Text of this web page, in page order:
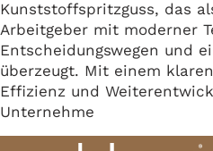
Kunststoffspritzguss, das
Arbeitgeber mit moderner
Entscheidungswegen und
überzeugt. Mit einem
Effizienz und
Unternehme